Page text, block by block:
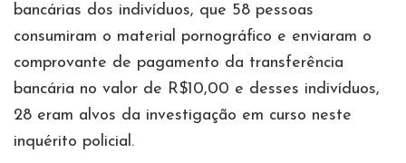
bancárias dos indivíduos, que 58 pessoas
consumiram o material pornográfico e enviaram o
comprovante de pagamento da transferência
bancária no valor de R$10,00 e desses indivíduos,
28 eram alvos da investigação em curso neste
inquérito policial.